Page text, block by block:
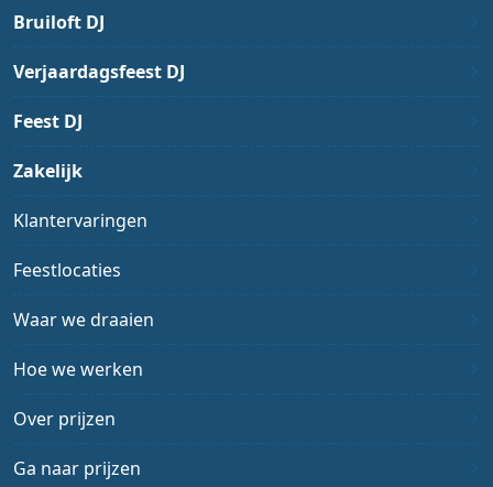
Bruiloft DJ
Verjaardagsfeest DJ
Feest DJ
Zakelijk
Klantervaringen
Feestlocaties
Waar we draaien
Hoe we werken
Over prijzen
Ga naar prijzen